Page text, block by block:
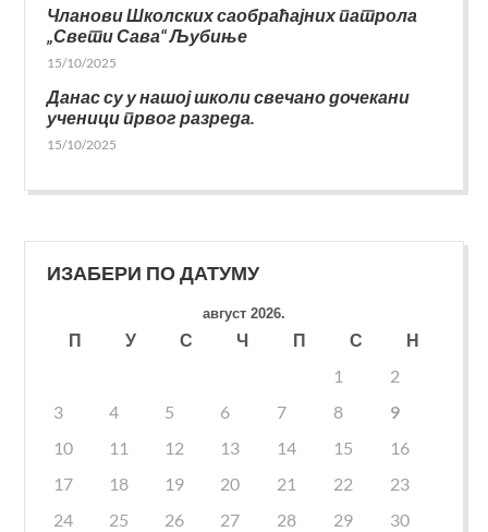
Чланови Школских саобраћајних патрола
„Свети Сава“ Љубиње
15/10/2025
Данас су у нашој школи свечано дочекани
ученици првог разреда.
15/10/2025
ИЗАБЕРИ ПО ДАТУМУ
август 2026.
П У С Ч П С
Н
1
2
3
4 5 6 7 8
9
10
11 12 13 14 15
16
17
18 19 20 21 22
23
24
25 26 27 28 29
30